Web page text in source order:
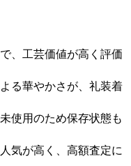
、工芸価値が高く評価
る華やかさが、礼装着
使用のため保存状態も
気が高く、高額査定に